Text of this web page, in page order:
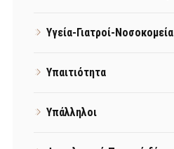
Υγεία-Γιατροί-Νοσοκομεία
Υπαιτιότητα
Υπάλληλοι